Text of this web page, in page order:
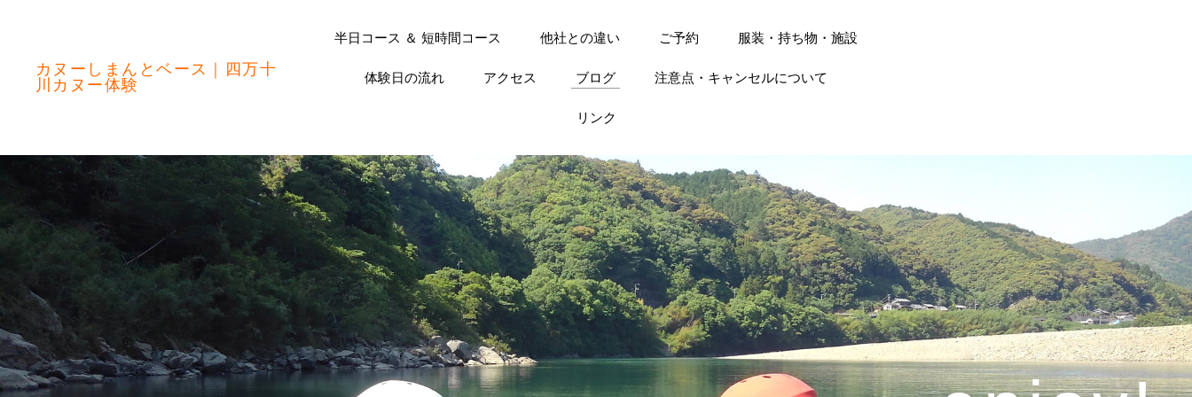
カヌーしまんとベース｜四万十
川カヌー体験
半日コース ＆ 短時間コース 他社との違い ご予約 服装・持ち物・施設
体験日の流れ アクセス ブログ 注意点・キャンセルについて
リンク